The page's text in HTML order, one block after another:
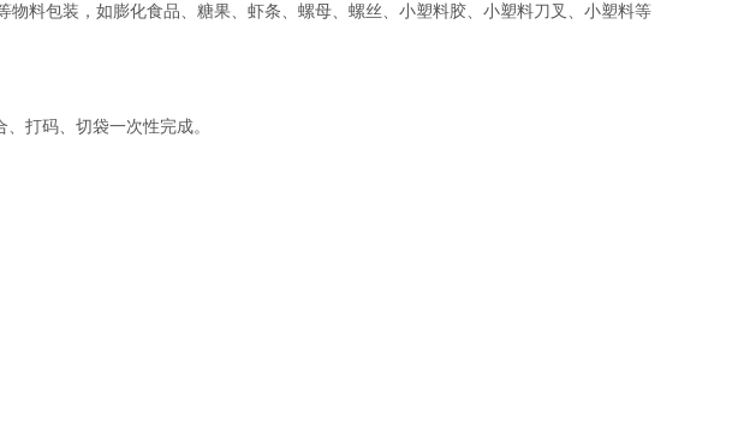
料包装，如膨化食品、糖果、虾条、螺母、螺丝、小塑料胶、小塑料刀叉、小塑料等
打码、切袋一次性完成。